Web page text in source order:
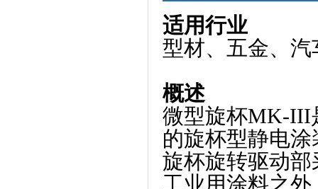
适用行业
型材、五金、
概述
微型旋杯MK-III
的旋杯型静电
旋杯旋转驱动
工业用涂料之